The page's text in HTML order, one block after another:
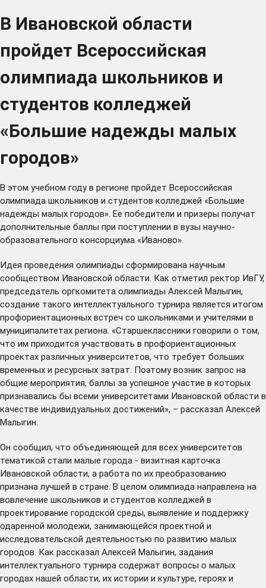
В Ивановской области
пройдет Всероссийская
олимпиада школьников и
студентов колледжей
«Большие надежды малых
городов»
В этом учебном году в регионе пройдет Всероссийская
олимпиада школьников и студентов колледжей «Большие
надежды малых городов». Ее победители и призеры получат
дополнительные баллы при поступлении в вузы научно-
образовательного консорциума «Иваново».
Идея проведения олимпиады сформирована научным
сообществом Ивановской области. Как отметил ректор ИвГУ,
председатель оргкомитета олимпиады Алексей Малыгин,
создание такого интеллектуального турнира является итогом
профориентационных встреч со школьниками и учителями в
муниципалитетах региона. «Старшеклассники говорили о том,
что им приходится участвовать в профориентационных
проектах различных университетов, что требует больших
временных и ресурсных затрат. Поэтому возник запрос на
общие мероприятия, баллы за успешное участие в которых
признавались бы всеми университетами Ивановской области в
качестве индивидуальных достижений», – рассказал Алексей
Малыгин.
Он сообщил, что объединяющей для всех университетов
тематикой стали малые города - визитная карточка
Ивановской области, а работа по их преобразованию
признана лучшей в стране. В целом олимпиада направлена на
вовлечение школьников и студентов колледжей в
проектирование городской среды, выявление и поддержку
одаренной молодежи, занимающейся проектной и
исследовательской деятельностью по развитию малых
городов. Как рассказал Алексей Малыгин, задания
интеллектуального турнира содержат вопросы о малых
городах нашей области, их истории и культуре, героях и